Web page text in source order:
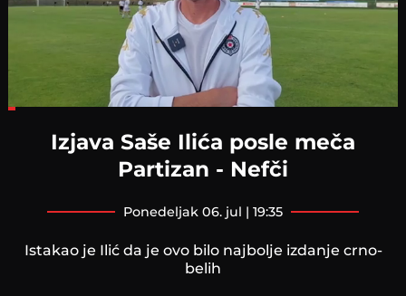
Izjava Saše Ilića posle meča
Partizan - Nefči
ponedeljak 06. jul | 19:35
Istakao je Ilić da je ovo bilo najbolje izdanje crno-
belih